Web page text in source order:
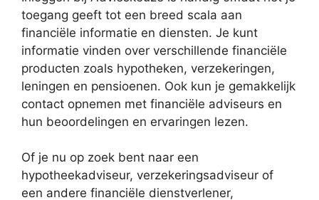
toegang geeft tot een breed scala aan
financiële informatie en diensten. Je kunt
informatie vinden over verschillende financiële
producten zoals hypotheken, verzekeringen,
leningen en pensioenen. Ook kun je gemakkelijk
contact opnemen met financiële adviseurs en
hun beoordelingen en ervaringen lezen.
Of je nu op zoek bent naar een
hypotheekadviseur, verzekeringsadviseur of
een andere financiële dienstverlener,